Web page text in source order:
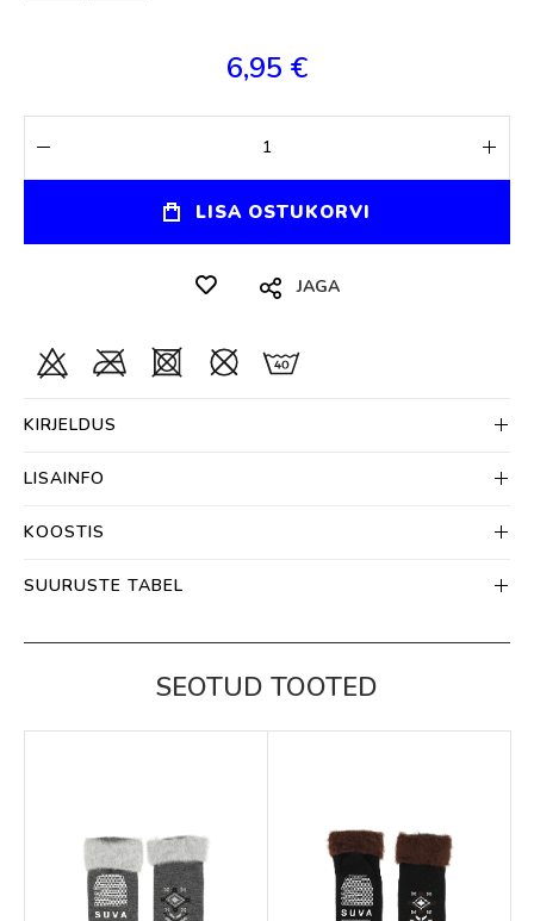
6,95 €
LISA OSTUKORVI
JAGA
KIRJELDUS
LISAINFO
KOOSTIS
SUURUSTE TABEL
SEOTUD TOOTED